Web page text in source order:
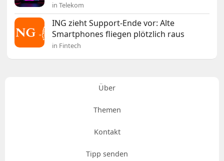
in Telekom
ING zieht Support-Ende vor: Alte
Smartphones fliegen plötzlich raus
in Fintech
Über
Themen
Kontakt
Tipp senden